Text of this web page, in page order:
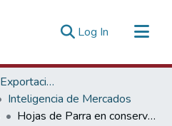
Log In (current)
Promoción de las Exportaciones
Inteligencia de Mercados
Hojas de Parra en conserva en los Emiratos Árabes Unidos